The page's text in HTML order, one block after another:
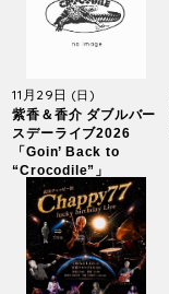
11月29日 (日)
紫香＆香介 ダブルバー
スデーライブ2026
「Goin’ Back to
“Crocodile”」